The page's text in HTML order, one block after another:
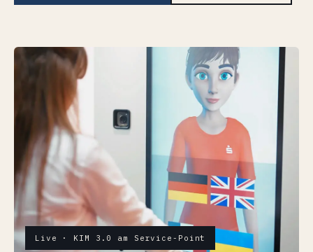
Live · KIM 3.0 am Service-Point